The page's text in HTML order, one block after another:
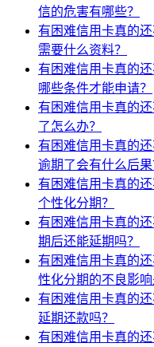
信的危害有哪些？
有困难信用卡真的
需要什么资料？
有困难信用卡真的
哪些条件才能申请？
有困难信用卡真的
了怎么办？
有困难信用卡真的
逾期了会有什么后果
有困难信用卡真的
个性化分期？
有困难信用卡真的
期后还能延期吗？
有困难信用卡真的
性化分期的不良影响
有困难信用卡真的
延期还款吗？
有困难信用卡真的